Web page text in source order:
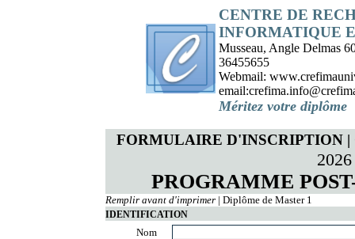
CENTRE DE
INFORMATIQUE
Musseau, Angle Delmas
36455655
Webmail:
Méritez votre diplôme
FORMULAIRE D'INSCRIPTION
PROGRAMME
Remplir avant d'imprimer| Diplôme de Master 1
IDENTIFICATION
Nom